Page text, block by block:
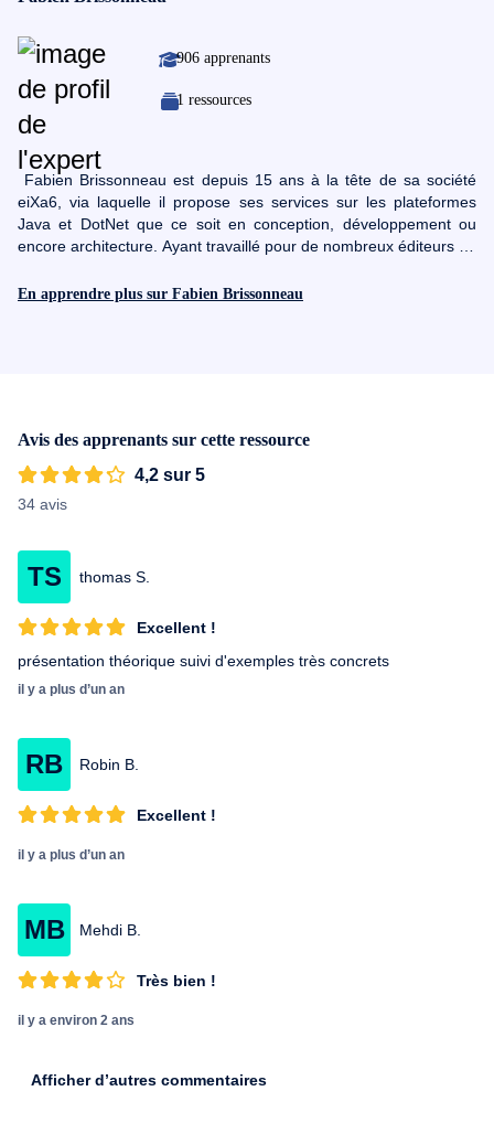
906 apprenants
1 ressources
eiXa6, via laquelle il propose ses services sur les plateformes
Java et DotNet que ce soit en conception, développement ou
encore architecture. Ayant travaillé pour de nombreux éditeurs de
des années d'expérience en langages orientés objets. Il
En apprendre plus sur Fabien Brissonneau
Avis des apprenants sur cette ressource
4,2 sur 5
34 avis
TS thomas S.
Excellent !
présentation théorique suivi d'exemples très concrets
il y a plus d’un an
RB Robin B.
Excellent !
il y a plus d’un an
MB Mehdi B.
Très bien !
il y a environ 2 ans
Afficher d’autres commentaires